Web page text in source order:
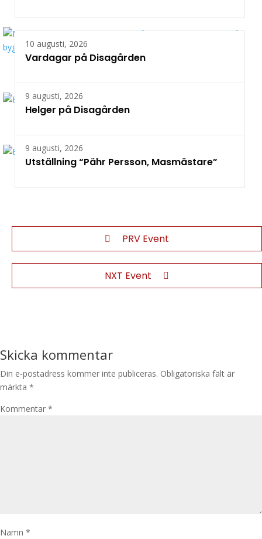
10 augusti, 2026
Vardagar på Disagården
9 augusti, 2026
Helger på Disagården
9 augusti, 2026
Utställning “Pähr Persson, Masmästare”
PRV Event
NXT Event
Skicka kommentar
Din e-postadress kommer inte publiceras. Obligatoriska fält är
märkta *
Kommentar *
Namn *